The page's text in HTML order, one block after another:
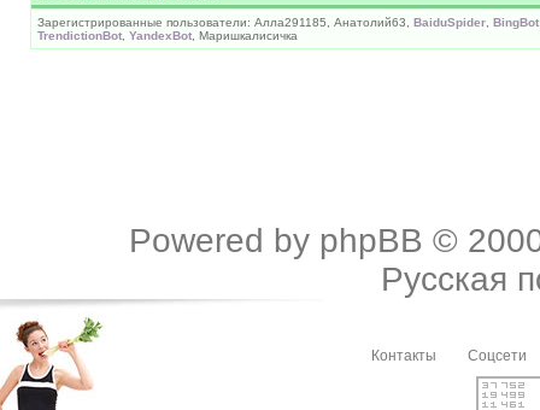
Зарегистрированные пользователи: Алла291185, Анатолий63, BaiduSpider BingBot
TrendictionBot YandexBot , Маришкалисичка
Powered by phpBB ©
Русская
Контакты Соцсети